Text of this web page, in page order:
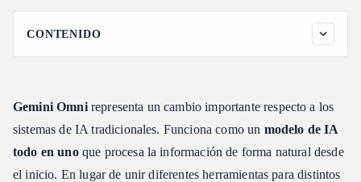
CONTENIDO
Cómo un modelo procesa cuatro modalidades simultáneamente
Pesos compartidos y procesamiento nativo de tensores
Los pilares modales básicos: Mapa de procesamiento
multimedia
La matriz de interdependencia multimodal
Gemini Omnirepresenta un cambio importante respecto a los
sistemas de IA tradicionales. Funciona como un modelo de IA
todo en unoque procesa la información de forma natural desde
el inicio. En lugar de unir diferentes herramientas para distintos